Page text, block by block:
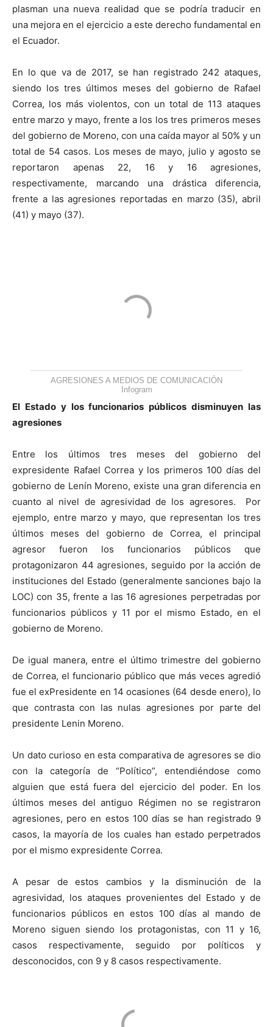
plasman una nueva realidad que se podría traducir en
una mejora en el ejercicio a este derecho fundamental en
el Ecuador.
En lo que va de 2017, se han registrado 242 ataques,
siendo los tres últimos meses del gobierno de Rafael
Correa, los más violentos, con un total de 113 ataques
entre marzo y mayo, frente a los los tres primeros meses
del gobierno de Moreno, con una caída mayor al 50% y un
total de 54 casos. Los meses de mayo, julio y agosto se
reportaron apenas 22, 16 y 16 agresiones,
respectivamente, marcando una drástica diferencia,
frente a las agresiones reportadas en marzo (35), abril
(41) y mayo (37).
AGRESIONES A MEDIOS DE COMUNICACIÓN
Infogram
El Estado y los funcionarios públicos disminuyen las
agresiones
Entre los últimos tres meses del gobierno del
expresidente Rafael Correa y los primeros 100 días del
gobierno de Lenín Moreno, existe una gran diferencia en
cuanto al nivel de agresividad de los agresores. Por
ejemplo, entre marzo y mayo, que representan los tres
últimos meses del gobierno de Correa, el principal
agresor fueron los funcionarios públicos que
protagonizaron 44 agresiones, seguido por la acción de
instituciones del Estado (generalmente sanciones bajo la
LOC) con 35, frente a las 16 agresiones perpetradas por
funcionarios públicos y 11 por el mismo Estado, en el
gobierno de Moreno.
De igual manera, entre el último trimestre del gobierno
de Correa, el funcionario público que más veces agredió
fue el exPresidente en 14 ocasiones (64 desde enero), lo
que contrasta con las nulas agresiones por parte del
presidente Lenin Moreno.
Un dato curioso en esta comparativa de agresores se dio
con la categoría de “Político”, entendiéndose como
alguien que está fuera del ejercicio del poder. En los
últimos meses del antiguo Régimen no se registraron
agresiones, pero en estos 100 días se han registrado 9
casos, la mayoría de los cuales han estado perpetrados
por el mismo expresidente Correa.
A pesar de estos cambios y la disminución de la
agresividad, los ataques provenientes del Estado y de
funcionarios públicos en estos 100 días al mando de
Moreno siguen siendo los protagonistas, con 11 y 16,
casos respectivamente, seguido por políticos y
desconocidos, con 9 y 8 casos respectivamente.